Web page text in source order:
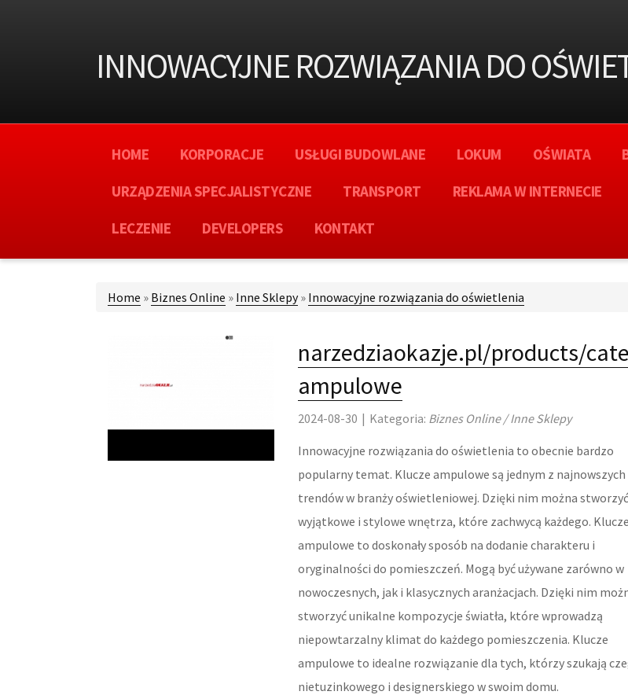
INNOWACYJNE ROZWIĄZANIA DO
HOME KORPORACJE USŁUGI BUDOWLANE LOKUM OŚWIATA
URZĄDZENIA SPECJALISTYCZNE
TRANSPORT REKLAMA W INTERNECIE
LECZENIE
DEVELOPERS KONTAKT
Home » Biznes Online » Inne Sklepy» Innowacyjne rozwiązania do oświetlenia
narzedziaokazje.pl/products/
ampulowe
2024-08-30 | Kategoria: Biznes Online / Inne Sklepy
Innowacyjne rozwiązania do oświetlenia to obecnie bardzo
popularny temat. Klucze ampulowe są jednym z najnowszych
trendów w branży oświetleniowej. Dzięki nim można stworzyć
wyjątkowe i stylowe wnętrza, które zachwycą każdego. Klucze
ampulowe to doskonały sposób na dodanie charakteru i
oryginalności do pomieszczeń. Mogą być używane zarówno w
nowoczesnych, jak i klasycznych aranżacjach. Dzięki nim
stworzyć unikalne kompozycje światła, które wprowadzą
niepowtarzalny klimat do każdego pomieszczenia. Klucze
ampulowe to idealne rozwiązanie dla tych, którzy szukają
nietuzinkowego i designerskiego w swoim domu.